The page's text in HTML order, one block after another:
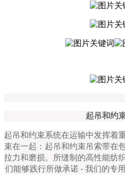
起吊和约
起吊和约束系统在运输中发挥着
束在一起：起吊和约束吊索带在
拉力和磨损。所缝制的高性能纺
们能够践行所做承诺- 我们的专